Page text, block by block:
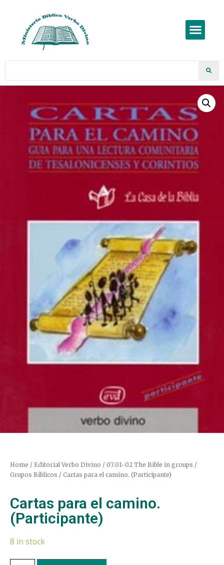
Home / Editorial Verbo Divino / 07.01-02 The Bible in groups /
Grupos Bíblicos / Cartas para el camino. (Participante)
Cartas para el camino.
(Participante)
8 in stock